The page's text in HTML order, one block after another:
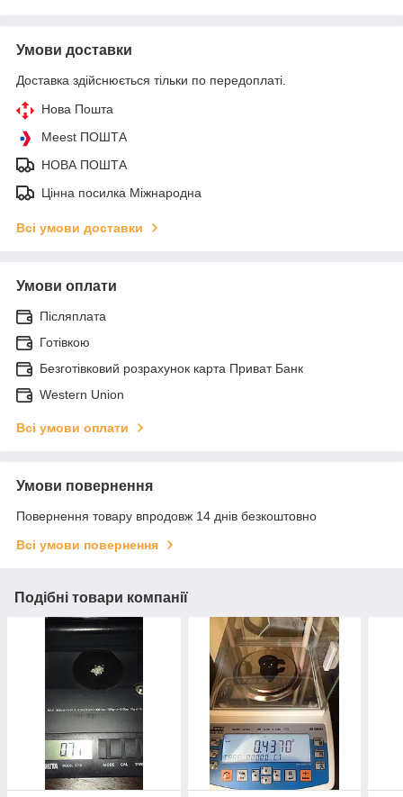
Умови доставки
Доставка здійснюється тільки по передоплаті.
Нова Пошта
Meest ПОШТА
НОВА ПОШТА
Цінна посилка Міжнародна
Всі умови доставки
Умови оплати
Післяплата
Готівкою
Безготівковий розрахунок карта Приват Банк
Western Union
Всі умови оплати
Умови повернення
Повернення товару впродовж 14 днів безкоштовно
Всі умови повернення
Подібні товари компанії